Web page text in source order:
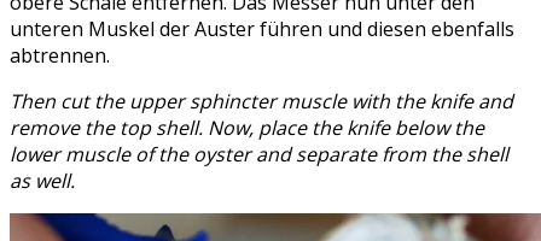
unteren Muskel der Auster führen und diesen ebenfalls
abtrennen.
Then cut the upper sphincter muscle with the knife and
remove the top shell. Now, place the knife below the
lower muscle of the oyster and separate from the shell
as well.